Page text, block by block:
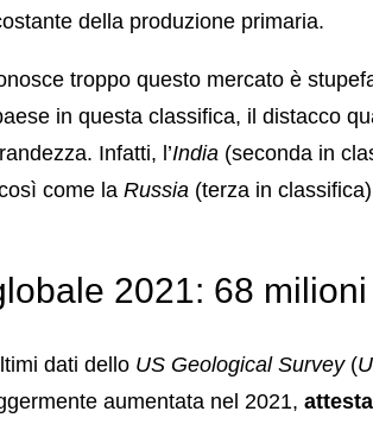
della produzione primaria.
troppo questo mercato è
in questa classifica, il distacco
Infatti, l’India (seconda in
come la Russia (terza in
2021: 68
dati dello US Geological Survey(
aumentata nel 2021,